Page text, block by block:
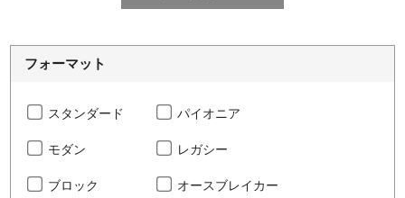
フォーマット
スタンダード パイオニア
モダン レガシー
ブロック オースブレイカー